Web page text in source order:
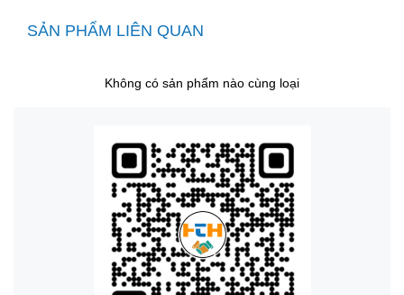
SẢN PHẨM LIÊN QUAN
Không có sản phẩm nào cùng loại